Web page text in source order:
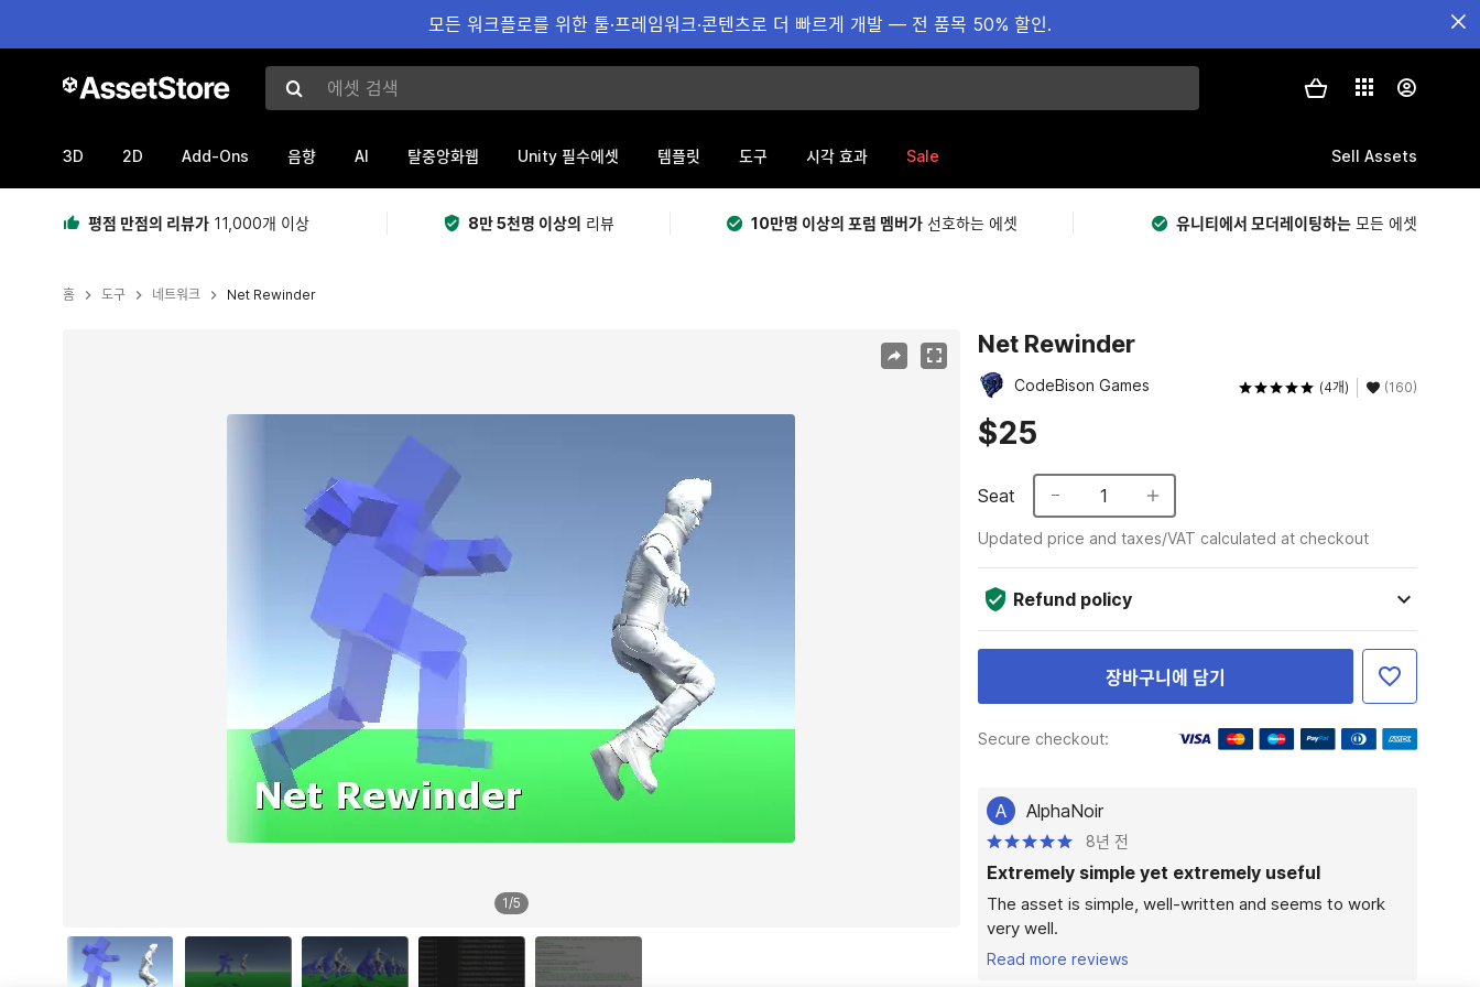
모든 워크플로를 위한 툴·프레임워크·콘텐츠로 더 빠르게 개발 — 전 품목 50% 할인.
에셋 검색
3D 2D Add-Ons 음향 AI 탈중앙화웹 Unity 필수에셋 템플릿 도구 시각 효과 Sale Sell Assets
평점 만점의 리뷰가 11,000개 이상 8만 5천명 이상의 리뷰 10만명 이상의 포럼 멤버가 선호하는 에셋 유니티에서 모더레이팅하는 모든 에셋
홈 도구 네트워크 Net Rewinder
1/5
Net Rewinder
CodeBison Games (4개) (160)
$25
Seat 1
Updated price and taxes/VAT calculated at checkout
Refund policy
장바구니에 담기
Secure checkout:
A AlphaNoir
8년 전
Extremely simple yet extremely useful
The asset is simple, well-written and seems to work
very well.
Read more reviews